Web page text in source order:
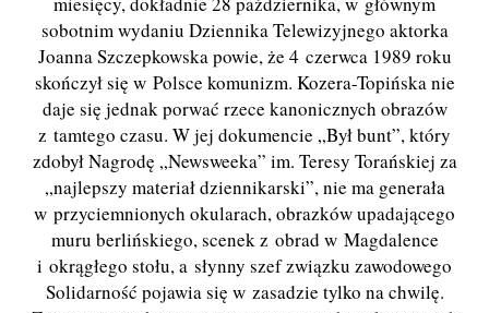
sobotnim wydaniu Dziennika Telewizyjnego aktorka
Joanna Szczepkowska powie, że 4 czerwca 1989 roku
skończył się w Polsce komunizm. Kozera-Topińska nie
daje się jednak porwać rzece kanonicznych obrazów
z tamtego czasu. W jej dokumencie „Był bunt”, który
zdobył Nagrodę „Newsweeka” im. Teresy Torańskiej za
„najlepszy materiał dziennikarski”, nie ma generała
w przyciemnionych okularach, obrazków upadającego
muru berlińskiego, scenek z obrad w Magdalence
i okrągłego stołu, a słynny szef związku zawodowego
Solidarność pojawia się w zasadzie tylko na chwilę.